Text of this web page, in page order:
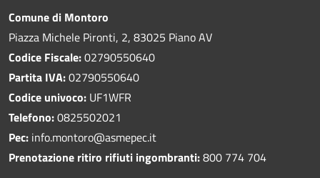
Comune di Montoro
Piazza Michele Pironti, 2, 83025 Piano AV
Codice Fiscale:02790550640
Partita IVA:02790550640
Codice univoco: UF1WFR
Telefono:0825502021
Pec: info.montoro@asmepec.it
Prenotazione ritiro rifiuti ingombranti:800 774 704